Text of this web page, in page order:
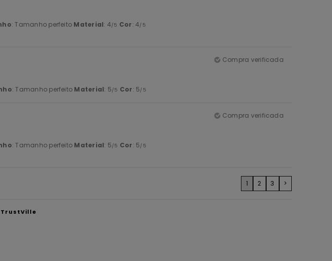
: Tamanho perfeito Material: 4/5 Cor: 4/5
Compra verificada
: Tamanho perfeito Material: 5/5 Cor: 5/5
Compra verificada
: Tamanho perfeito Material: 5/5 Cor: 5/5
1 2 3 >
TrustVille